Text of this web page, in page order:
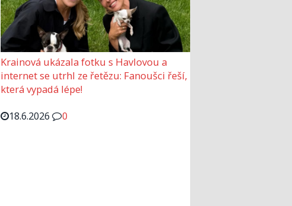
Krainová ukázala fotku s Havlovou a
internet se utrhl ze řetězu: Fanoušci řeší,
která vypadá lépe!
18.6.2026
0